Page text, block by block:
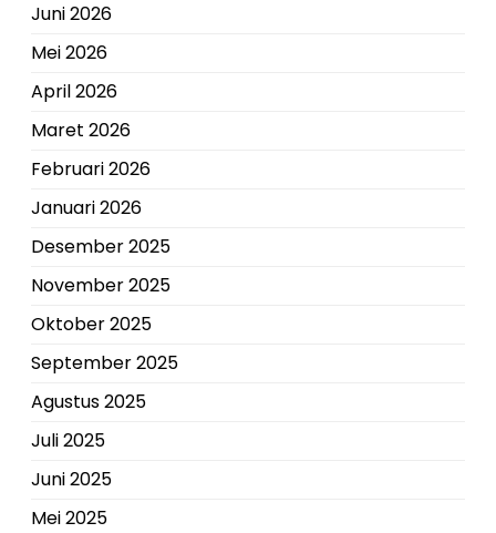
Juni 2026
Mei 2026
April 2026
Maret 2026
Februari 2026
Januari 2026
Desember 2025
November 2025
Oktober 2025
September 2025
Agustus 2025
Juli 2025
Juni 2025
Mei 2025